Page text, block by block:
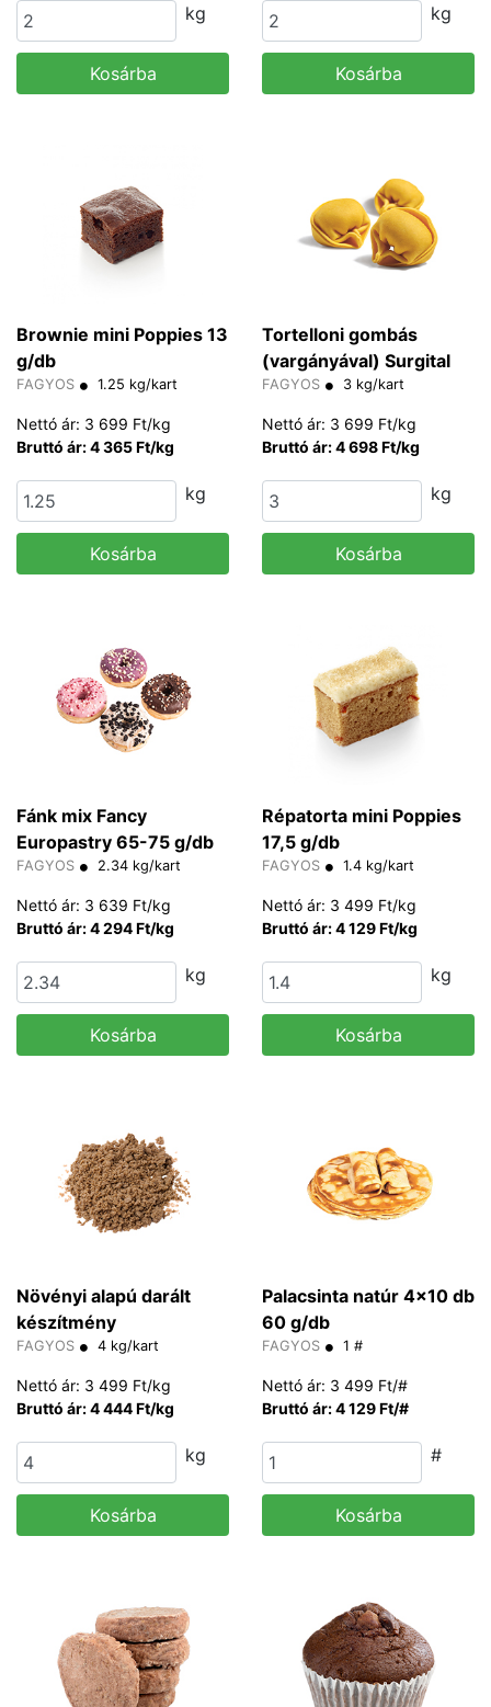
kg
Kosárba
kg
Kosárba
Brownie mini Poppies 13
g/db
FAGYOS 1.25 kg/kart
Nettó ár: 3 699 Ft/kg
Bruttó ár: 4 365 Ft/kg
kg
Kosárba
Tortelloni gombás
(vargányával) Surgital
FAGYOS 3 kg/kart
Nettó ár: 3 699 Ft/kg
Bruttó ár: 4 698 Ft/kg
kg
Kosárba
Fánk mix Fancy
Europastry 65-75 g/db
FAGYOS 2.34 kg/kart
Nettó ár: 3 639 Ft/kg
Bruttó ár: 4 294 Ft/kg
kg
Kosárba
Répatorta mini Poppies
17,5 g/db
FAGYOS 1.4 kg/kart
Nettó ár: 3 499 Ft/kg
Bruttó ár: 4 129 Ft/kg
kg
Kosárba
Növényi alapú darált
készítmény
FAGYOS 4 kg/kart
Nettó ár: 3 499 Ft/kg
Bruttó ár: 4 444 Ft/kg
kg
Kosárba
Palacsinta natúr 4x10 db
60 g/db
FAGYOS 1 #
Nettó ár: 3 499 Ft/#
Bruttó ár: 4 129 Ft/#
#
Kosárba